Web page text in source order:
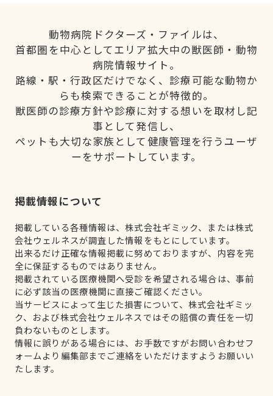
動物病院ドクターズ・ファイルは、
首都圏を中心としてエリア拡大中の獣医師・動物
病院情報サイト。
路線・駅・行政区だけでなく、診療可能な動物か
らも検索できることが特徴的。
獣医師の診療方針や診療に対する想いを取材し記
事として発信し、
ペットも大切な家族として健康管理を行うユーザ
ーをサポートしています。
掲載情報について
掲載している各種情報は、株式会社ギミック、または株式
会社ウェルネスが調査した情報をもとにしています。
出来るだけ正確な情報掲載に努めておりますが、内容を完
全に保証するものではありません。
掲載されている医療機関へ受診を希望される場合は、事前
に必ず該当の医療機関に直接ご確認ください。
当サービスによって生じた損害について、株式会社ギミッ
ク、および株式会社ウェルネスではその賠償の責任を一切
負わないものとします。
情報に誤りがある場合には、お手数ですがお問い合わせフ
ォームより編集部までご連絡をいただけますようお願いい
たします。